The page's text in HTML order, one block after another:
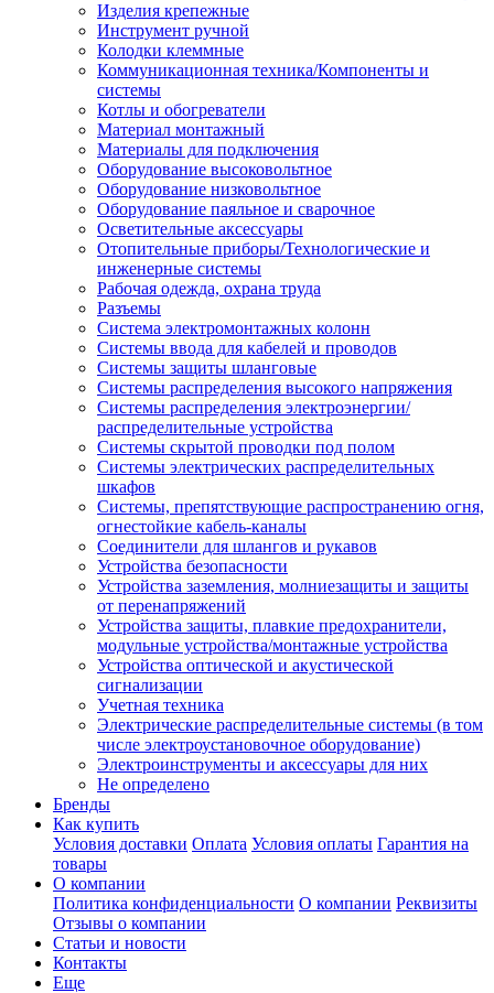
Изделия крепежные
Инструмент ручной
Колодки клеммные
Коммуникационная техника/Компоненты и
системы
Котлы и обогреватели
Материал монтажный
Материалы для подключения
Оборудование высоковольтное
Оборудование низковольтное
Оборудование паяльное и сварочное
Осветительные аксессуары
Отопительные приборы/Технологические и
инженерные системы
Рабочая одежда, охрана труда
Разъемы
Система электромонтажных колонн
Системы ввода для кабелей и проводов
Системы защиты шланговые
Системы распределения высокого напряжения
Системы распределения электроэнергии/
распределительные устройства
Системы скрытой проводки под полом
Системы электрических распределительных
шкафов
Системы, препятствующие распространению огня,
огнестойкие кабель-каналы
Соединители для шлангов и рукавов
Устройства безопасности
Устройства заземления, молниезащиты и защиты
от перенапряжений
Устройства защиты, плавкие предохранители,
модульные устройства/монтажные устройства
Устройства оптической и акустической
сигнализации
Учетная техника
Электрические распределительные системы (в том
числе электроустановочное оборудование)
Электроинструменты и аксессуары для них
Не определено
Бренды
Как купить
Условия доставки Оплата Условия оплаты Гарантия на
товары
О компании
Политика конфиденциальности О компании Реквизиты
Отзывы о компании
Статьи и новости
Контакты
Еще